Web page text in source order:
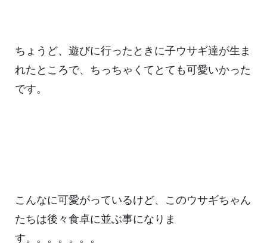
ちょうど、遊びに行ったときに子ウサギ達が生ま
れたところで、ちっちゃくてとても可愛いかった
です。
こんなに可愛がっているけど、このウサギちゃん
たちは後々食卓に並ぶ事になりま
す。。。。。。。